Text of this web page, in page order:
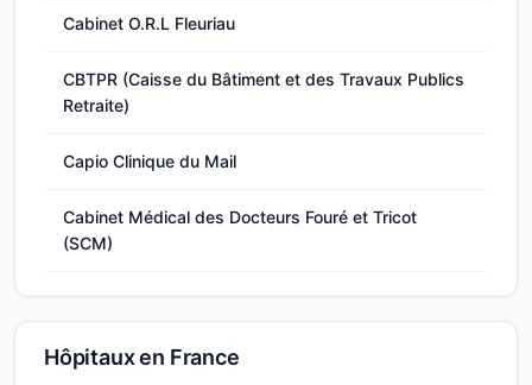
Cabinet O.R.L Fleuriau
CBTPR (Caisse du Bâtiment et des Travaux Publics
Retraite)
Capio Clinique du Mail
Cabinet Médical des Docteurs Fouré et Tricot
(SCM)
Hôpitaux en France